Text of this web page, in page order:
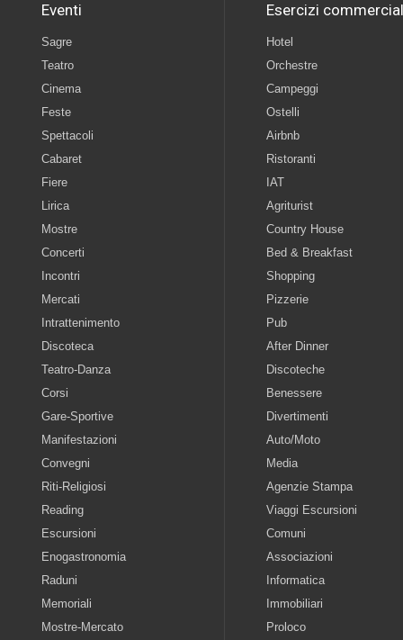
Eventi
Sagre
Teatro
Cinema
Feste
Spettacoli
Cabaret
Fiere
Lirica
Mostre
Concerti
Incontri
Mercati
Intrattenimento
Discoteca
Teatro-Danza
Corsi
Gare-Sportive
Manifestazioni
Convegni
Riti-Religiosi
Reading
Escursioni
Enogastronomia
Raduni
Memoriali
Mostre-Mercato
Esercizi
Hotel
Orchestre
Campeggi
Ostelli
Airbnb
Ristoranti
IAT
Agriturist
Country House
Bed & Breakfast
Shopping
Pizzerie
Pub
After Dinner
Discoteche
Benessere
Divertimenti
Auto/Moto
Media
Agenzie Stampa
Viaggi Escursioni
Comuni
Associazioni
Informatica
Immobiliari
Proloco